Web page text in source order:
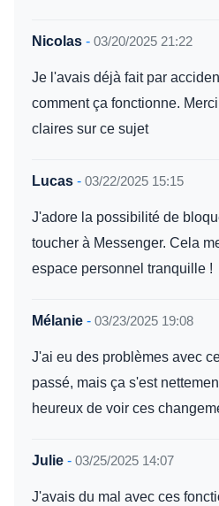
Nicolas - 03/20/2025 21:22
Je l'avais déjà fait par
comment ça fonctionne.
claires sur ce sujet
Lucas - 03/22/2025 15:15
J'adore la possibilité de
toucher à Messenger. Cela
espace personnel tranquille !
Mélanie - 03/23/2025 19:08
J'ai eu des problèmes avec
passé, mais ça s'est
heureux de voir ces
Julie - 03/25/2025 14:07
J'avais du mal avec ces